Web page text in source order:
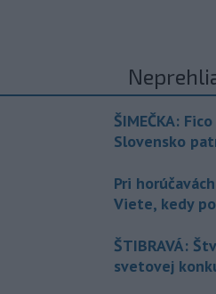
ŠIMEČKA:
Slovensko
Pri
Viete, kedy
ŠTIBRAVÁ:
svetovej